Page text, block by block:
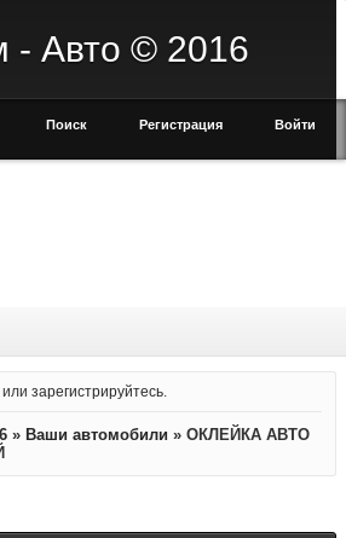
- Авто © 2016
Поиск Регистрация Войти
илизарегистрируйтесь
» Ваши автомобили » ОКЛЕЙКА АВТО